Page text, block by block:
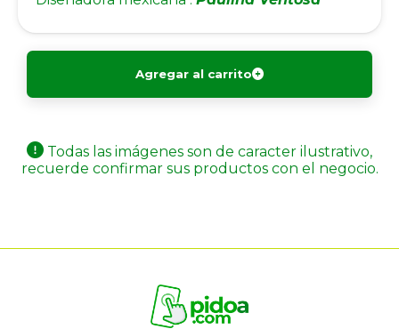
Agregar al carrito
Todas las imágenes son de caracter ilustrativo,
recuerde confirmar sus productos con el negocio.